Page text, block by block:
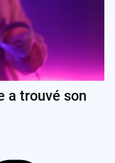
a trouvé son